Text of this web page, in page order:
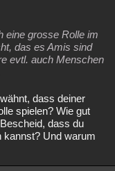
eine grosse Rolle im
das es Amis sind
evtl. auch Menschen
dass deiner
spielen? Wie gut
dass du
kannst? Und warum